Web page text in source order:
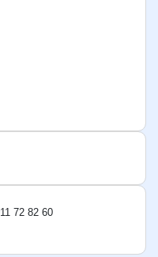
72 82 60